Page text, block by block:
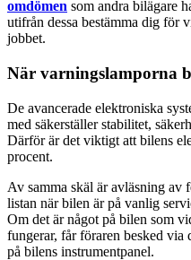
omdömen som andra bilägare
utifrån dessa bestämma dig för
jobbet.
När varningslamporna
De avancerade elektroniska
med säkerställer stabilitet,
Därför är det viktigt att bilens
procent.
Av samma skäl är avläsning av
listan när bilen är på vanlig
Om det är något på bilen som
fungerar, får föraren besked via
på bilens instrumentpanel.